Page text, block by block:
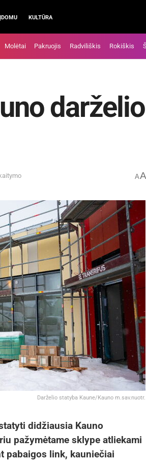
ĮDOMU KULTŪRA
Molėtai Pakruojis Radviliškis Rokiškis
darželio
AA
Darželio statyba Kaune/Kauno m.sav.nuotr.
didžiausia Kauno
pažymėtame sklype atliekami
pabaigos link, kauniečiai